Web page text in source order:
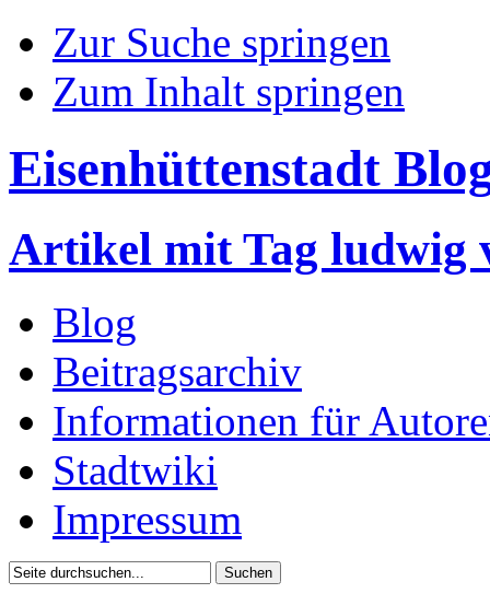
Zur Suche springen
Zum Inhalt springen
Eisenhüttenstadt
Artikel mit Tag ludwig
Blog
Beitragsarchiv
Informationen für
Stadtwiki
Impressum